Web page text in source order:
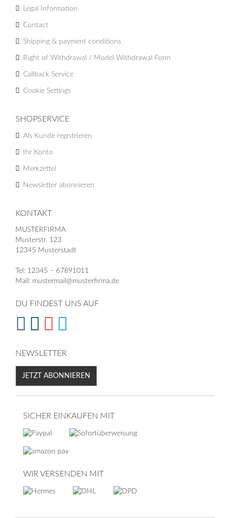
Legal Information
Contact
Shipping & payment conditions
Right of Withdrawal / Model Withdrawal Form
Callback Service
Cookie Settings
SHOPSERVICE
Als Kunde registrieren
Ihr Konto
Merkzettel
Newsletter abonnieren
KONTAKT
MUSTERFIRMA
Musterstr. 123
12345 Musterstadt
Tel: 12345 – 67891011
Mail: mustermail@musterfirma.de
DU FINDEST UNS AUF
NEWSLETTER
JETZT ABONNIEREN
SICHER EINKAUFEN MIT
WIR VERSENDEN MIT